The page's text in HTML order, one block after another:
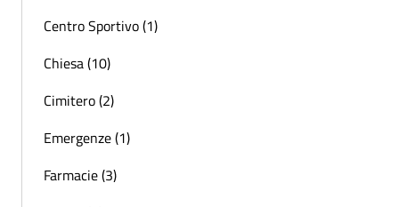
Centro Sportivo (1)
Chiesa (10)
Cimitero (2)
Emergenze (1)
Farmacie (3)